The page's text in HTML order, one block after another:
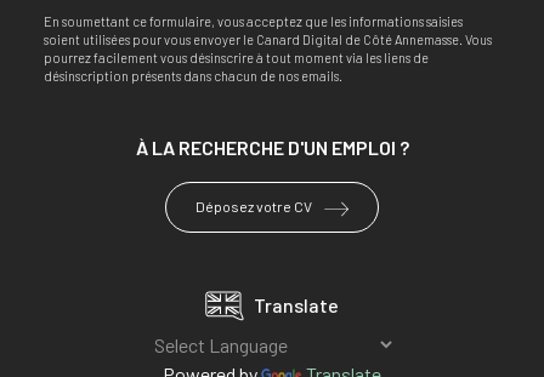
En soumettant ce formulaire, vous acceptez que les informations saisies
soient utilisées pour vous envoyer le Canard Digital de Côté Annemasse. Vous
pourrez facilement vous désinscrire à tout moment via les liens de
désinscription présents dans chacun de nos emails.
À LA RECHERCHE D'UN EMPLOI ?
Déposez votre CV
Translate